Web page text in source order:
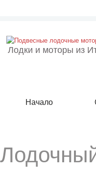
Лодки и моторы из
Начало